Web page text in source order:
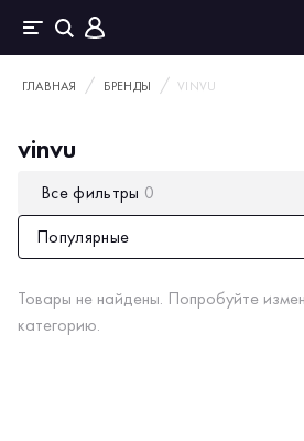
ГЛАВНАЯ БРЕНДЫ VINVU
vinvu
Все фильтры 0
Популярные
Товары не найдены. Попробуйте
категорию.